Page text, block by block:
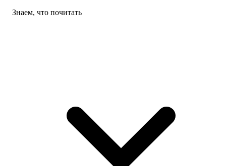
Знаем, что почитать